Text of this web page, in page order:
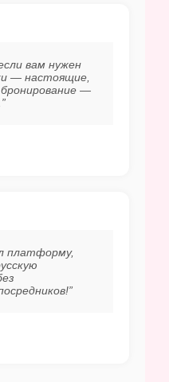
вам нужен
— настоящие,
—
платформу,